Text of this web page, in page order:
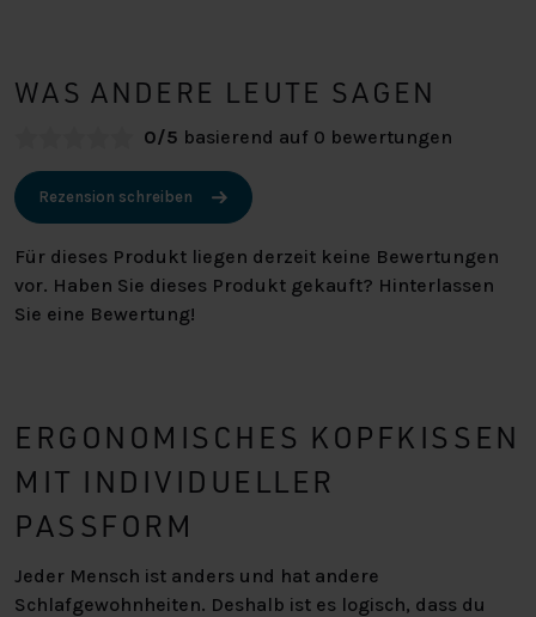
WAS ANDERE LEUTE SAGEN
0/5 basierend auf 0 bewertungen
Rezension schreiben
Für dieses Produkt liegen derzeit keine Bewertungen
vor. Haben Sie dieses Produkt gekauft? Hinterlassen
Sie eine Bewertung!
ERGONOMISCHES KOPFKISSEN
MIT INDIVIDUELLER
PASSFORM
Jeder Mensch ist anders und hat andere
Schlafgewohnheiten. Deshalb ist es logisch, dass du